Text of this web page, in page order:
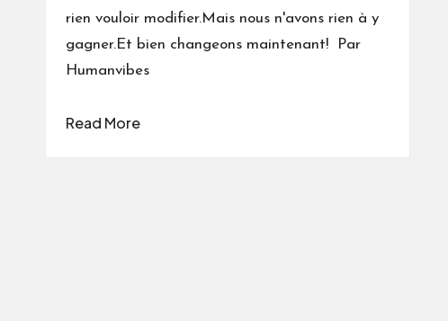
rien vouloir modifier.Mais nous n'avons rien à y
gagner.Et bien changeons maintenant! Par
Humanvibes
Read More